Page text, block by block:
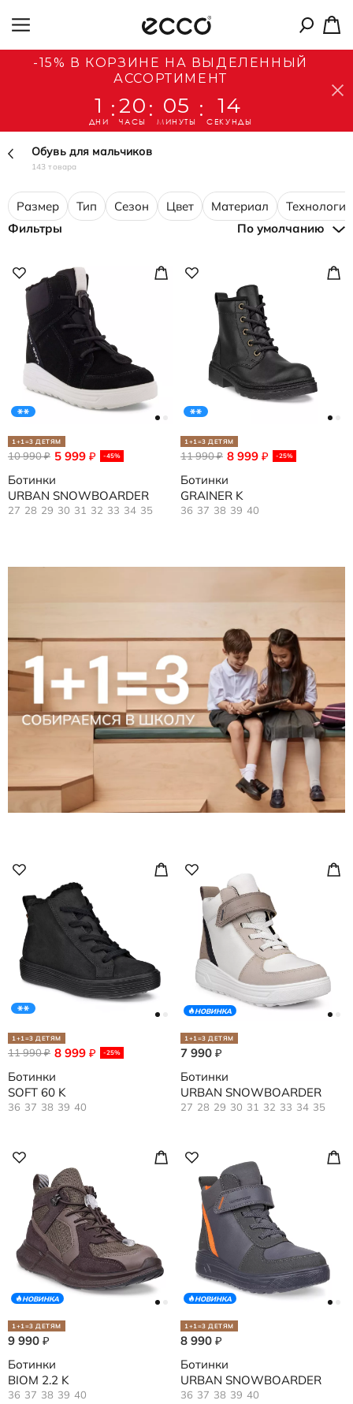
-15% В КОРЗИНЕ НА ВЫДЕЛЕННЫЙ
АССОРТИМЕНТ
1
ДНИ
:20
ЧАСЫ
: 05
МИНУТЫ
: 12
СЕКУНДЫ
Обувь для мальчиков
143 товара
Размер Тип Сезон Цвет Материал
Технологии
Фильтры
По умолчанию
1+1=3 ДЕТЯМ
5 999 ₽ -45%
10 990₽
Ботинки
URBAN SNOWBOARDER
27 28 29 30 31 32 33 34 35
1+1=3 ДЕТЯМ
8 999 ₽ -25%
11 990₽
Ботинки
GRAINER K
36 37 38 39 40
1+1=3 ДЕТЯМ
8 999 ₽ -25%
11 990₽
Ботинки
SOFT 60 K
36 37 38 39 40
НОВИНКА
1+1=3 ДЕТЯМ
7 990 ₽
Ботинки
URBAN SNOWBOARDER
27 28 29 30 31 32 33 34 35
НОВИНКА
1+1=3 ДЕТЯМ
9 990 ₽
Ботинки
BIOM 2.2 K
36 37 38 39 40
НОВИНКА
1+1=3 ДЕТЯМ
8 990 ₽
Ботинки
URBAN SNOWBOARDER
36 37 38 39 40